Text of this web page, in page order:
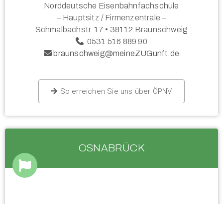
Norddeutsche Eisenbahnfachschule
– Hauptsitz / Firmenzentrale –
Schmalbachstr. 17 • 38112 Braunschweig
0531 516 889 90
braunschweig@meineZUGunft.de
So erreichen Sie uns über ÖPNV
OSNABRÜCK